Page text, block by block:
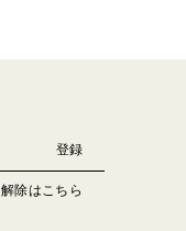
解除はこちら